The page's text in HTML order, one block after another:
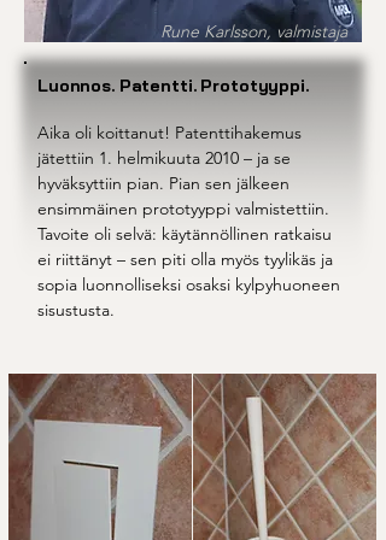
Rune Karlsson, valmistaja
Luonnos. Patentti. Prototyyppi.
Aika oli koittanut! Patenttihakemus
jätettiin 1. helmikuuta 2010 – ja se
hyväksyttiin pian. Pian sen jälkeen
ensimmäinen prototyyppi valmistettiin.
Tavoite oli selvä: käytännöllinen ratkaisu
ei riittänyt – sen piti olla myös tyylikäs ja
sopia luonnolliseksi osaksi kylpyhuoneen
sisustusta.